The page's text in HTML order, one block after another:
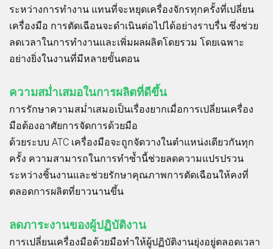
ระหว่างการทำงาน แทนที่จะหยุดเครื่องจักรทุกครั้งที่เปลี่ยน
เครื่องมือ การตัดเฉือนจะดำเนินต่อไปได้อย่างราบรื่น ซึ่งช่วย
ลดเวลาในการทำงานและเพิ่มผลผลิตโดยรวม โดยเฉพาะ
อย่างยิ่งในงานที่มีหลายขั้นตอน
ความสม่ำเสมอในการผลิตที่ดีขึ้น
การรักษาความสม่ำเสมอเป็นเรื่องยากเมื่อการเปลี่ยนเครื่อง
มือต้องอาศัยการจัดการด้วยมือ
ด้วยระบบ ATC เครื่องมือจะถูกจัดวางในตำแหน่งเดียวกันทุก
ครั้ง ความสามารถในการทำซ้ำนี้ช่วยลดความแปรปรวน
ระหว่างชิ้นงานและช่วยรักษาคุณภาพการตัดเฉือนให้คงที่
ตลอดการผลิตที่ยาวนานขึ้น
ลดภาระงานของผู้ปฏิบัติงาน
การเปลี่ยนเครื่องมือด้วยมือทำให้ผู้ปฏิบัติงานยุ่งอยู่ตลอดเวลา